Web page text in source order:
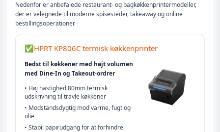
Nedenfor er anbefalede restaurant- og bagkøkkenprintermodeller,
der er velegnede til moderne spisesteder, takeaway og online
bestillingsoperationer.
✅ HPRT KP806C termisk køkkenprinter
Bedst til køkkener med højt volumen
med Dine-In og Takeout-ordrer
• Høj hastighed 80mm termisk
udskrivning til travle køkkener
• Modstandsdygtig mod varme, fugt og
olie
• Stabil papirudgang for at forhindre